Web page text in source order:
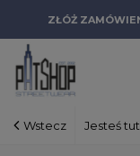
ZŁÓŻ
Wstecz Jesteś